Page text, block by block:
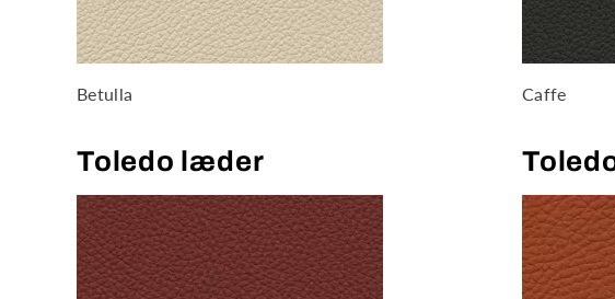
Betulla Caffe
Toledo læder